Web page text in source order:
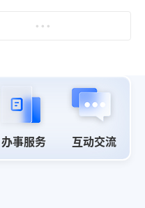
办事服务 互动交流